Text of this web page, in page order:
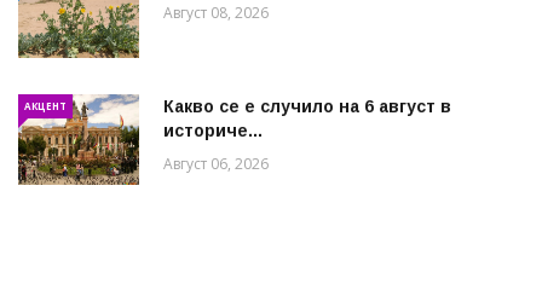
Август 08, 2026
АКЦЕНТ
Какво се е случило на 6 август в
историче...
Август 06, 2026